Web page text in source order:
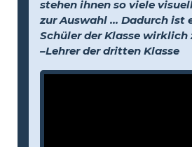
stehen ihnen so viele
zur Auswahl … Dadurch ist
Schüler der Klasse wirklich
–Lehrer der dritten Klasse